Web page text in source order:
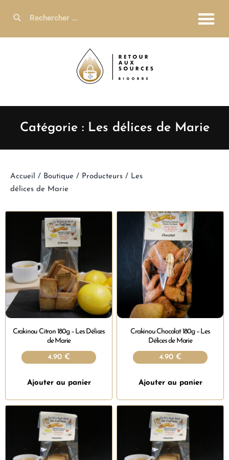
Catégorie : Les délices de Marie
Accueil / Boutique / Producteurs / Les
délices de Marie
Crakinou Citron 180g – Les Délices
de Marie
4.90 €
Ajouter au panier
Crakinou Chocolat 180g – Les
Délices de Marie
4.90 €
Ajouter au panier